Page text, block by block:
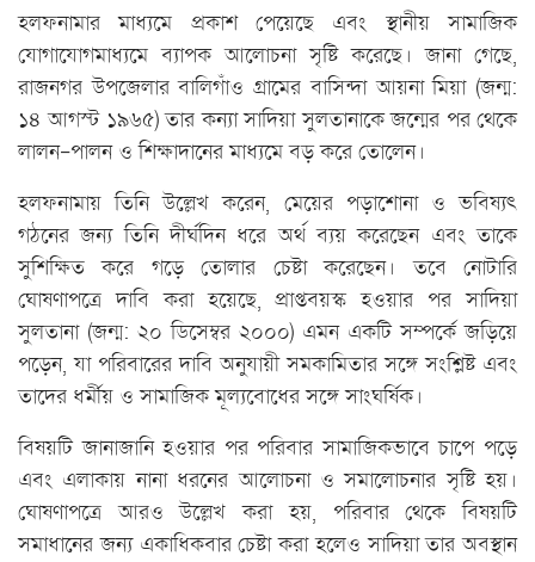
হলফনামার মাধ্যমে প্রকাশ পেয়েছে এবং স্থানীয় সামাজিক
যোগাযোগমাধ্যমে ব্যাপক আলোচনা সৃষ্টি করেছে। জানা গেছে,
রাজনগর উপজেলার বালিগাঁও গ্রামের বাসিন্দা আয়না মিয়া (জন্ম:
১৪ আগস্ট ১৯৬৫) তার কন্যা সাদিয়া সুলতানাকে জন্মের পর থেকে
লালন-পালন ও শিক্ষাদানের মাধ্যমে বড় করে তোলেন।
হলফনামায় তিনি উল্লেখ করেন, মেয়ের পড়াশোনা ও ভবিষ্যৎ
গঠনের জন্য তিনি দীর্ঘদিন ধরে অর্থ ব্যয় করেছেন এবং তাকে
সুশিক্ষিত করে গড়ে তোলার চেষ্টা করেছেন। তবে নোটারি
ঘোষণাপত্রে দাবি করা হয়েছে, প্রাপ্তবয়স্ক হওয়ার পর সাদিয়া
সুলতানা (জন্ম: ২০ ডিসেম্বর ২০০০) এমন একটি সম্পর্কে জড়িয়ে
পড়েন, যা পরিবারের দাবি অনুযায়ী সমকামিতার সঙ্গে সংশ্লিষ্ট এবং
তাদের ধর্মীয় ও সামাজিক মূল্যবোধের সঙ্গে সাংঘর্ষিক।
বিষয়টি জানাজানি হওয়ার পর পরিবার সামাজিকভাবে চাপে পড়ে
এবং এলাকায় নানা ধরনের আলোচনা ও সমালোচনার সৃষ্টি হয়।
ঘোষণাপত্রে আরও উল্লেখ করা হয়, পরিবার থেকে বিষয়টি
সমাধানের জন্য একাধিকবার চেষ্টা করা হলেও সাদিয়া তার অবস্থান